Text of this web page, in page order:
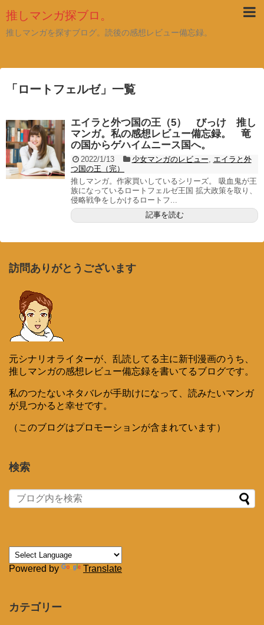
推しマンガ探ブロ。
推しマンガを探すブログ。読後の感想レビュー備忘録。
「 ロートフェルゼ」 一覧
エイラと外つ国の王（5） びっけ 推し
マンガ。私の感想レビュー備忘録。 竜
の国からゲハイムニース国へ。
2022/1/13 少女マンガのレビュー
エイラと外
つ国の王（完）
推しマンガ。作家買いしているシリーズ。 吸血鬼が王
族になっているロートフェルゼ王国 拡大政策を取り、
侵略戦争をしかけるロートフ...
記事を読む
訪問ありがとうございます
元シナリオライターが、乱読してる主に新刊漫画のうち、
推しマンガの感想レビュー備忘録を書いてるブログです。
私のつたないネタバレが手助けになって、読みたいマンガ
が見つかると幸せです。
（このブログはプロモーションが含まれています）
検索
Powered by Translate
カテゴリー